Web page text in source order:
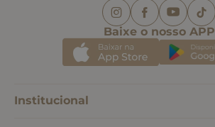
Baixe o nosso APP
Institucional